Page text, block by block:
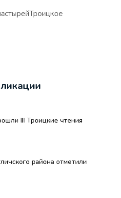
Троицкое
III Троицкие чтения
района отметили